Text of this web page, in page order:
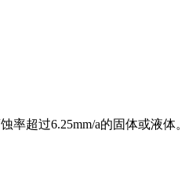
超过6.25mm/a的固体或液体。